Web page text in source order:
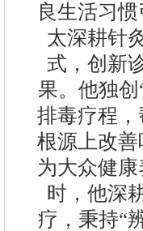
良生活习
太深耕针
式，创新
果。他独
排毒疗程
根源上改
为大众健
时，他深
疗，秉持“